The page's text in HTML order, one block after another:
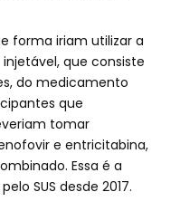
forma iriam utilizar a
injetável, que consiste
do medicamento
que
tomar
e entricitabina,
Essa é a
SUS desde 2017.